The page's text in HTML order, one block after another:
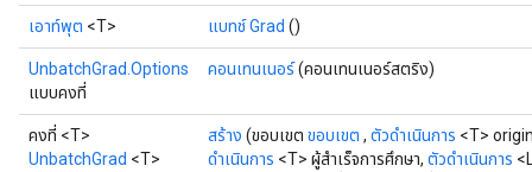
เอาท์พุต <T> แบทช์ Grad ()
UnbatchGrad.Options
แบบคงที่
คอนเทนเนอร์(คอนเทนเนอร์สตริง)
คงที่ <T>
UnbatchGrad <T>
สร้าง (ขอบเขต ขอบเขต , ตัวดำเนินการ <T>
ดำเนินการ <T> ผู้สำเร็จการศึกษา, ตัวดำเนินการ